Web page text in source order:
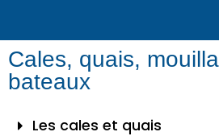
Cales, quais,
bateaux
Les cales et quais